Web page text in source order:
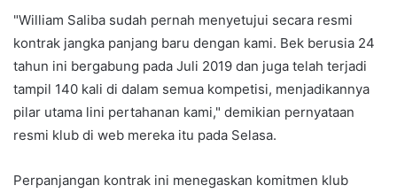
"William Saliba sudah pernah menyetujui secara resmi
kontrak jangka panjang baru dengan kami. Bek berusia 24
tahun ini bergabung pada Juli 2019 dan juga telah terjadi
tampil 140 kali di dalam semua kompetisi, menjadikannya
pilar utama lini pertahanan kami," demikian pernyataan
resmi klub di web mereka itu pada Selasa.
Perpanjangan kontrak ini menegaskan komitmen klub